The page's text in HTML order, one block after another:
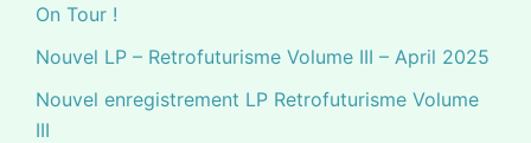
On Tour !
Nouvel LP – Retrofuturisme Volume III – April 2025
Nouvel enregistrement LP Retrofuturisme Volume
III